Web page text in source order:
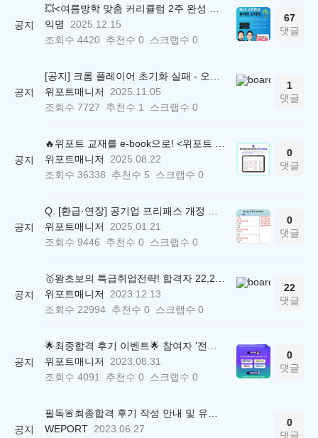
공지
익명
2025.12.15
조회수 4420 추천수 0 스크랩수 0
67
댓글
공지
위포트매니저
2025.11.05
조회수 7727 추천수 1 스크랩수 0
1
댓글
공지
위포트매니저
2025.08.22
조회수 36338 추천수 5 스크랩수 0
0
댓글
공지
위포트매니저
2025.01.21
조회수 9446 추천수 0 스크랩수 0
0
댓글
공지
위포트매니저
2023.12.13
조회수 22994 추천수 0 스크랩수 0
22
댓글
공지
위포트매니저
2023.08.31
조회수 4091 추천수 0 스크랩수 0
0
댓글
공지
WEPORT 2023.06.27
0
댓글